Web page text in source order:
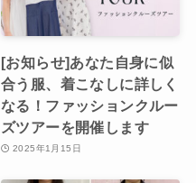
[お知らせ]あなた自身に似
合う服、着こなしに詳しく
なる！ファッションクルー
ズツアーを開催します
2025年1月15日